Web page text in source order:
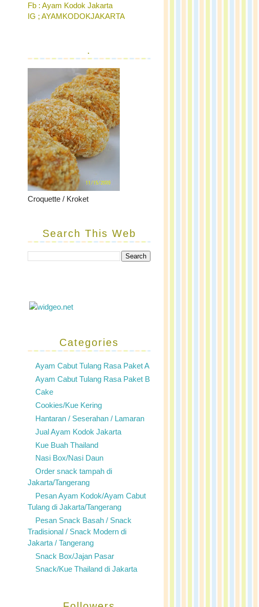
Fb : Ayam Kodok Jakarta
IG ; AYAMKODOKJAKARTA
.
Croquette / Kroket
Search This Web
Categories
Ayam Cabut Tulang Rasa Paket A
Ayam Cabut Tulang Rasa Paket B
Cake
Cookies/Kue Kering
Hantaran / Seserahan / Lamaran
Jual Ayam Kodok Jakarta
Kue Buah Thailand
Nasi Box/Nasi Daun
Order snack tampah di
Jakarta/Tangerang
Pesan Ayam Kodok/Ayam Cabut
Tulang di Jakarta/Tangerang
Pesan Snack Basah / Snack
Tradisional / Snack Modern di
Jakarta / Tangerang
Snack Box/Jajan Pasar
Snack/Kue Thailand di Jakarta